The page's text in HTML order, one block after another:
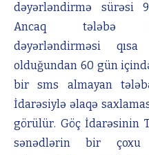
dəyərləndirmə sürəsi
Ancaq tələbə
dəyərləndirməsi
olduğundan 60 gün
bir sms almayan
İdarəsiylə əlaqə
görülür. Göç İdarəsinin
sənədlərin bir çoxu